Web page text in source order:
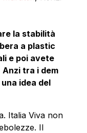
la stabilità
a plastic
e poi avete
tra i dem
idea del
Italia Viva non
Il